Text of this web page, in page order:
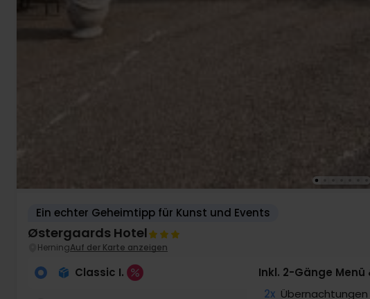
Ein echter Geheimtipp für Kunst und Events
Østergaards Hotel
HerningAuf der Karte anzeigen
Classic I.
Inkl. 2-Gänge
2x Übernachtungen